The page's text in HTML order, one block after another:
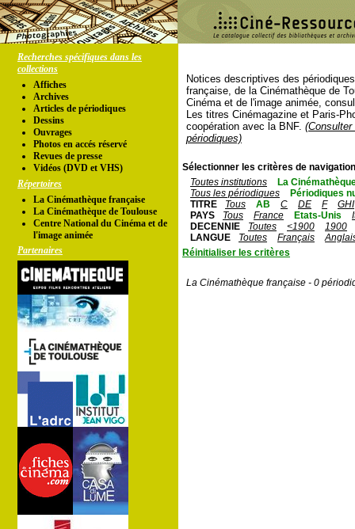
Recherches spécifiques dans les
collections
Affiches
Archives
Articles de périodiques
Dessins
Ouvrages
Photos en accés réservé
Revues de presse
Vidéos (DVD et VHS)
Répertoires
La Cinémathèque française
La Cinémathèque de Toulouse
Centre National du Cinéma et de
l'image animée
Partenaires
Notices descriptives des
française, de la Cinémathèque de
Cinéma et de l'image animée,
Les titres Cinémagazine et Paris-
coopération avec la BNF.
périodiques)
Sélectionner les critères de
Toutes institutions
La
Tous les périodiques
Périodiques
TITRE
Tous AB C DE F
GHI
PAYS
Tous France Etats-Unis
DECENNIE
Toutes <1900
1900
LANGUE
Toutes Français
Réinitialiser les critères
La Cinémathèque française - 0